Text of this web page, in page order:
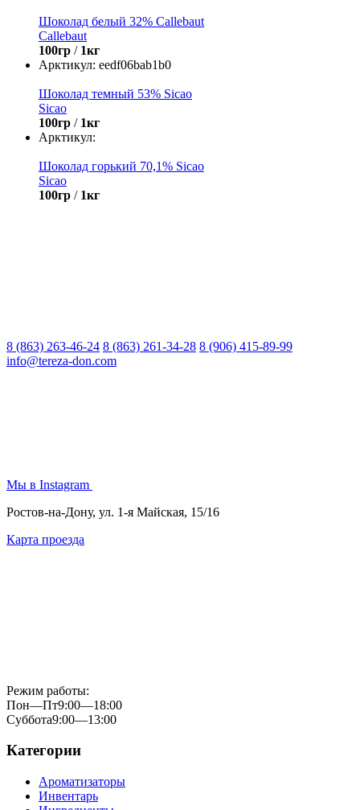
Шоколад белый 32% Callebaut
Callebaut
100гр / 1кг
Арктикул: eedf06bab1b0
Шоколад темный 53% Sicao
Sicao
100гр / 1кг
Арктикул:
Шоколад горький 70,1% Sicao
Sicao
100гр / 1кг
8 (863) 263-46-24 8 (863) 261-34-28 8 (906) 415-89-99
info@tereza-don.com
Мы в Instagram
Ростов-на-Дону, ул. 1-я Майская, 15/16
Карта проезда
Режим работы:
Пон—Пт9:00—18:00
Суббота9:00—13:00
Категории
Ароматизаторы
Инвентарь